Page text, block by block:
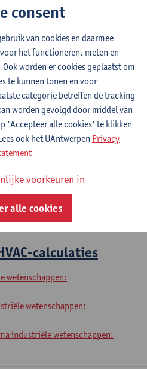
2027
concepten
wetenschappen:
industriële wetenschappen:
calculaties
wetenschappen:
wetenschappen:
industriële wetenschappen:
consent
van cookies en daarmee
het functioneren, meten en
worden er cookies geplaatst om
te kunnen tonen en voor
categorie betreffen de tracking
worden gevolgd door middel van
'Accepteer alle cookies' te klikken
ook het UAntwerpen Privacy
voorkeuren in
alle cookies